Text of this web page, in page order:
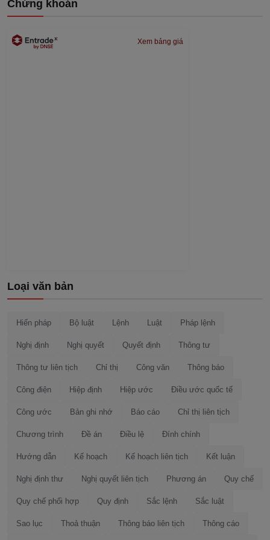
Chứng khoán
Xem bảng giá
Loại văn bản
Hiến pháp Bộ luật Lệnh Luật Pháp lệnh
Nghị định Nghị quyết Quyết định Thông tư
Thông tư liên tịch Chỉ thị Công văn Thông báo
Công điện Hiệp định Hiệp ước Điều ước quốc tế
Công ước Bản ghi nhớ Báo cáo Chỉ thị liên tịch
Chương trình Đề án Điều lệ Đính chính
Hướng dẫn Kế hoạch Kế hoạch liên tịch Kết luận
Nghị định thư Nghị quyết liên tịch Phương án Quy chế
Quy chế phối hợp Quy định Sắc lệnh Sắc luật
Sao lục Thoả thuận Thông báo liên tịch Thông cáo